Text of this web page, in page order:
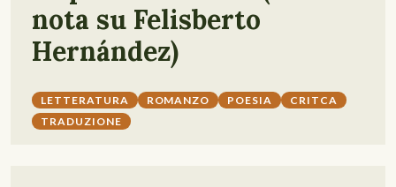
nota su Felisberto
Hernández)
LETTERATURA ROMANZO POESIA
CRITCA
TRADUZIONE